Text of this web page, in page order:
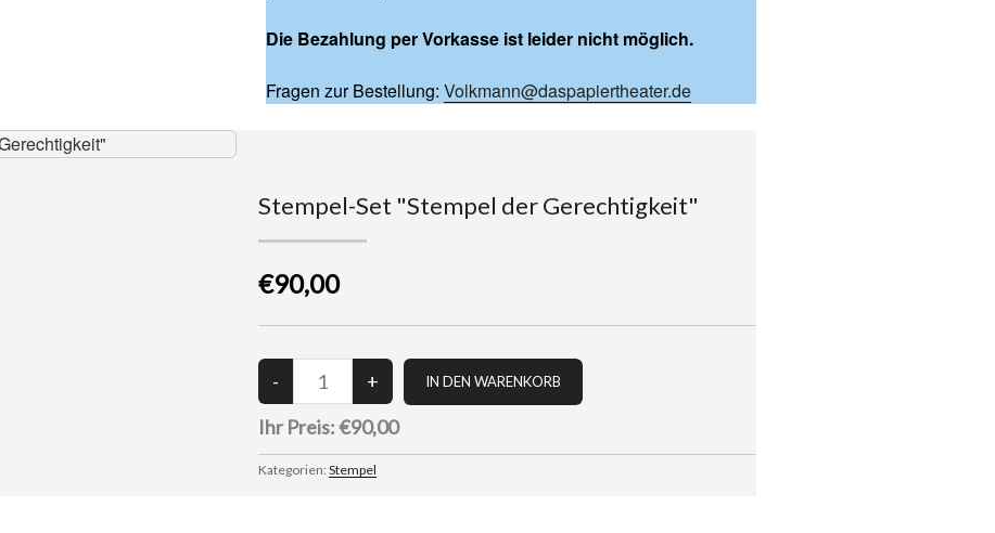
Die Bezahlung per Vorkasse ist leider nicht möglich.
Fragen zur Bestellung: Volkmann@daspapiertheater.de
Stempel-Set "Stempel der Gerechtigkeit"
€90,00
Ihr Preis:€90,00
Kategorien: Stempel